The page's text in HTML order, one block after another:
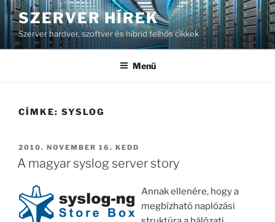
Tartalomhoz
SZERVER HÍREK
Szerver hardver, szoftver és hibrid felhős cikkek
Menü
CÍMKE: SYSLOG
BEKÜLDVE:
2010. NOVEMBER 16. KEDD
A magyar syslog server story
Annak ellenére, hogy a
megbízható naplózási